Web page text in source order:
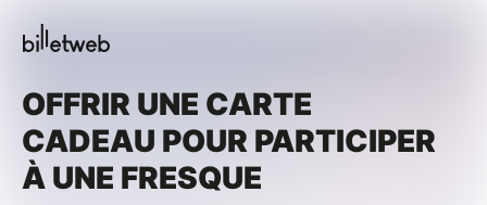
OFFRIR UNE CARTE
CADEAU POUR PARTICIPER
À UNE FRESQUE